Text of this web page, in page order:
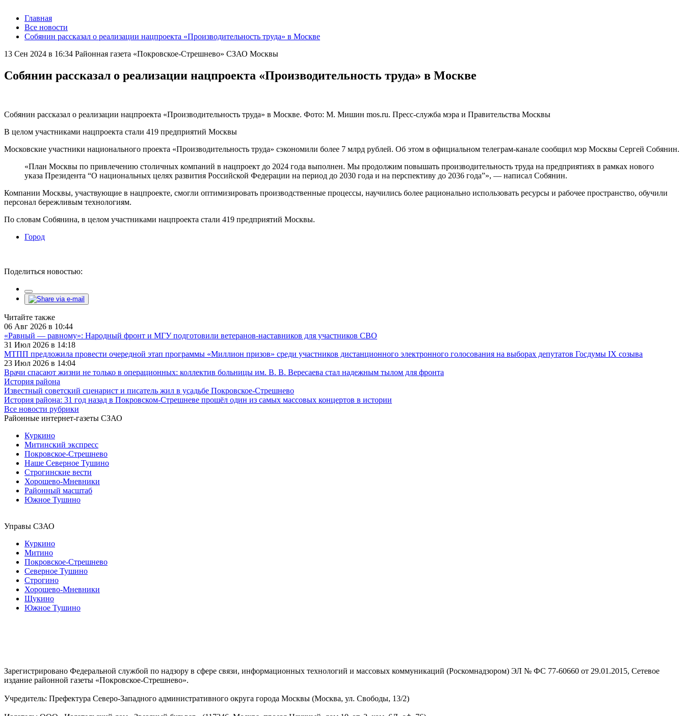
Главная
Все новости
Собянин рассказал о реализации нацпроекта «Производительность труда» в Москве
13 Сен 2024 в 16:34 Районная газета «Покровское-Стрешнево» СЗАО Москвы
Собянин рассказал о реализации нацпроекта «Производительность труда» в Москве
Собянин рассказал о реализации нацпроекта «Производительность труда» в Москве. Фото: М. Мишин mos.ru. Пресс-служба мэра и Правительства Москвы
В целом участниками нацпроекта стали 419 предприятий Москвы
Московские участники национального проекта «Производительность труда» сэкономили более 7 млрд рублей. Об этом в официальном телеграм-канале сообщил мэр Москвы Сергей Собянин.
«План Москвы по привлечению столичных компаний в нацпроект до 2024 года выполнен. Мы продолжим повышать производительность труда на предприятиях в рамках нового
указа Президента “О национальных целях развития Российской Федерации на период до 2030 года и на перспективу до 2036 года”», — написал Собянин.
Компании Москвы, участвующие в нацпроекте, смогли оптимизировать производственные процессы, научились более рационально использовать ресурсы и рабочее пространство, обучили
персонал бережливым технологиям.
По словам Собянина, в целом участниками нацпроекта стали 419 предприятий Москвы.
Город
Поделиться новостью:
Читайте также
06 Авг 2026 в 10:44
«Равный — равному»: Народный фронт и МГУ подготовили ветеранов-наставников для участников СВО
31 Июл 2026 в 14:18
МТПП предложила провести очередной этап программы «Миллион призов» среди участников дистанционного электронного голосования на выборах депутатов Госдумы IX созыва
23 Июл 2026 в 14:04
Врачи спасают жизни не только в операционных: коллектив больницы им. В. В. Вересаева стал надежным тылом для фронта
История района
Известный советский сценарист и писатель жил в усадьбе Покровское-Стрешнево
История района: 31 год назад в Покровском-Стрешневе прошёл один из самых массовых концертов в истории
Все новости рубрики
Районные интернет-газеты СЗАО
Куркино
Митинский экспресс
Покровское-Стрешнево
Наше Северное Тушино
Строгинские вести
Хорошево-Мневники
Районный масштаб
Южное Тушино
Управы СЗАО
Куркино
Митино
Покровское-Стрешнево
Северное Тушино
Строгино
Хорошево-Мневники
Щукино
Южное Тушино
Зарегистрировано Федеральной службой по надзору в сфере связи, информационных технологий и массовых коммуникаций (Роскомнадзором) ЭЛ № ФС 77-60660 от 29.01.2015, Сетевое
издание районной газеты «Покровское-Стрешнево».
Учредитель: Префектура Северо-Западного административного округа города Москвы (Москва, ул. Свободы, 13/2)